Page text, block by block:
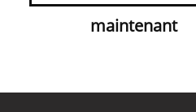
maintenant